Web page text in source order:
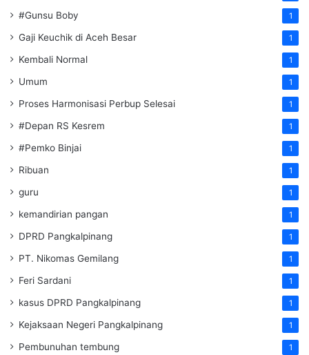
#Gunsu Boby 1
Gaji Keuchik di Aceh Besar 1
Kembali Normal 1
Umum 1
Proses Harmonisasi Perbup Selesai 1
#Depan RS Kesrem 1
#Pemko Binjai 1
Ribuan 1
guru 1
kemandirian pangan 1
DPRD Pangkalpinang 1
PT. Nikomas Gemilang 1
Feri Sardani 1
kasus DPRD Pangkalpinang 1
Kejaksaan Negeri Pangkalpinang 1
Pembunuhan tembung 1